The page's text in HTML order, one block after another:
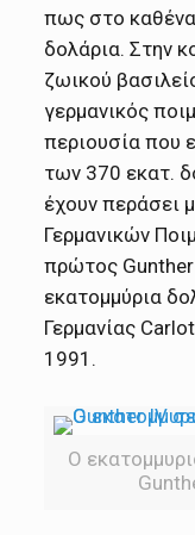
πως στο
δολάρια. Στην
ζωικού
γερμανικός
περιουσία που
των 370 εκατ.
έχουν περάσει
Γερμανικών
πρώτος
εκατομμύρια
Γερμανίας
1991.
Ο